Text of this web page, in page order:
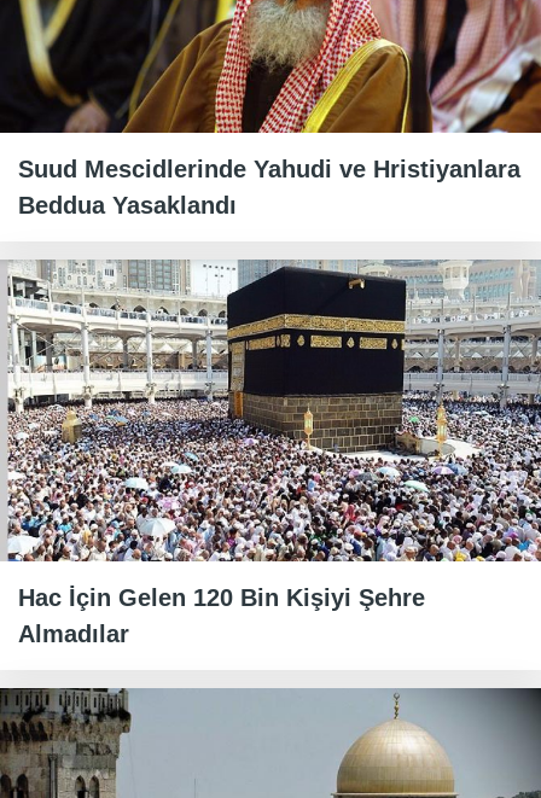
Suud Mescidlerinde Yahudi ve Hristiyanlara
Beddua Yasaklandı
Hac İçin Gelen 120 Bin Kişiyi Şehre
Almadılar